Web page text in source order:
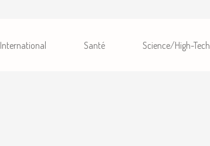
International Santé Science/High-Tech